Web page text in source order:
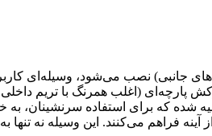
جانبی) نصب می‌شود، وسیله‌ای
پارچه‌ای (اغلب همرنگ با تریم
شده که برای استفاده